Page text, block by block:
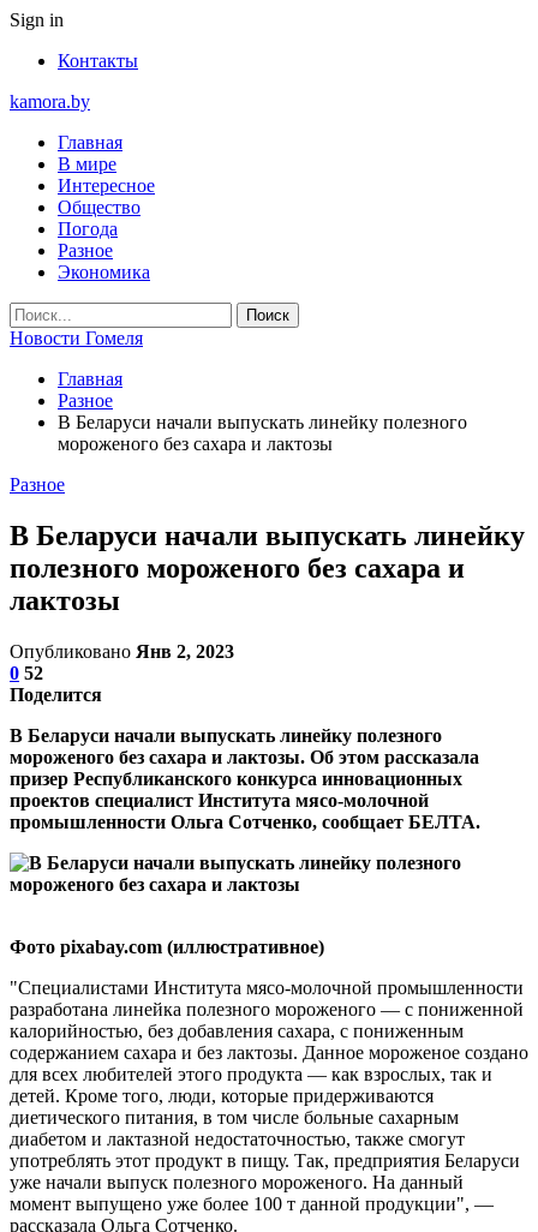
Sign in
Контакты
kamora.by
Главная
В мире
Интересное
Общество
Погода
Разное
Экономика
Новости Гомеля
Главная
Разное
В Беларуси начали выпускать линейку полезного
мороженого без сахара и лактозы
Разное
В Беларуси начали выпускать линейку
полезного мороженого без сахара и
лактозы
Опубликовано Янв 2, 2023
0 52
Поделится
В Беларуси начали выпускать линейку полезного
мороженого без сахара и лактозы. Об этом рассказала
призер Республиканского конкурса инновационных
проектов специалист Института мясо-молочной
промышленности Ольга Сотченко, сообщает БЕЛТА.
Фото pixabay.com (иллюстративное)
"Специалистами Института мясо-молочной промышленности
разработана линейка полезного мороженого — с пониженной
калорийностью, без добавления сахара, с пониженным
содержанием сахара и без лактозы. Данное мороженое создано
для всех любителей этого продукта — как взрослых, так и
детей. Кроме того, люди, которые придерживаются
диетического питания, в том числе больные сахарным
диабетом и лактазной недостаточностью, также смогут
употреблять этот продукт в пищу. Так, предприятия Беларуси
уже начали выпуск полезного мороженого. На данный
момент выпущено уже более 100 т данной продукции", —
рассказала Ольга Сотченко.